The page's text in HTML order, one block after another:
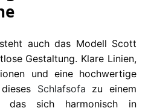
steht auch das Modell Scott
Gestaltung. Klare Linien,
und eine hochwertige
Schlafsofa zu einem
das sich harmonisch in